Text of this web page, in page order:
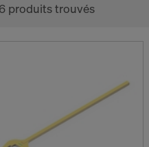
produits trouvés